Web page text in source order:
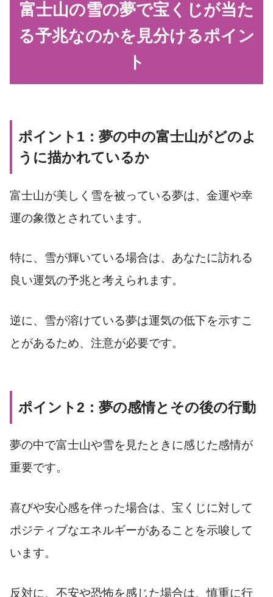
富士山の雪の夢で宝くじが当た
る予兆なのかを見分けるポイン
ト
ポイント1：夢の中の富士山がどのよ
うに描かれているか
富士山が美しく雪を被っている夢は、金運や幸
運の象徴とされています。
特に、雪が輝いている場合は、あなたに訪れる
良い運気の予兆と考えられます。
逆に、雪が溶けている夢は運気の低下を示すこ
とがあるため、注意が必要です。
ポイント2：夢の感情とその後の行動
夢の中で富士山や雪を見たときに感じた感情が
重要です。
喜びや安心感を伴った場合は、宝くじに対して
ポジティブなエネルギーがあることを示唆して
います。
反対に、不安や恐怖を感じた場合は、慎重に行